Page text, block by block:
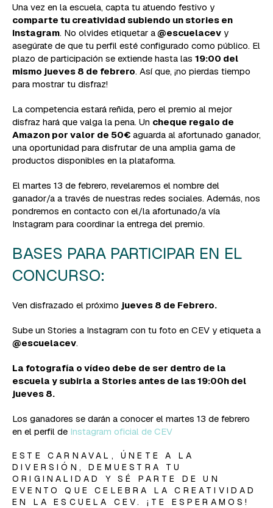
Una vez en la escuela, capta tu atuendo festivo y
comparte tu creatividad subiendo un stories en
Instagram. No olvides etiquetar a@escuelacev y
asegúrate de que tu perfil esté configurado como público. El
plazo de participación se extiende hasta las 19:00 del
mismo jueves 8 de febrero. Así que, ¡no pierdas tiempo
para mostrar tu disfraz!
La competencia estará reñida, pero el premio al mejor
disfraz hará que valga la pena. Un cheque regalo de
Amazon por valor de 50€ aguarda al afortunado ganador,
una oportunidad para disfrutar de una amplia gama de
productos disponibles en la plataforma.
El martes 13 de febrero, revelaremos el nombre del
ganador/a a través de nuestras redes sociales. Además, nos
pondremos en contacto con el/la afortunado/a vía
Instagram para coordinar la entrega del premio.
BASES PARA PARTICIPAR EN EL
CONCURSO:
Ven disfrazado el próximo jueves 8 de Febrero.
Sube un Stories a Instagram con tu foto en CEV y etiqueta a
@escuelacev.
La fotografía o vídeo debe de ser dentro de la
escuela y subirla a Stories antes de las 19:00h del
jueves 8.
Los ganadores se darán a conocer el martes 13 de febrero
en el perfil de Instagram oficial de CEV
ESTE CARNAVAL, ÚNETE A LA
DIVERSIÓN, DEMUESTRA TU
ORIGINALIDAD Y SÉ PARTE DE UN
EVENTO QUE CELEBRA LA CREATIVIDAD
EN LA ESCUELA CEV. ¡TE ESPERAMOS!